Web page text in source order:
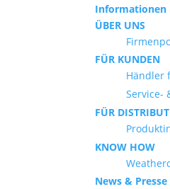
Informationen
ÜBER UNS
FÜR KUNDEN
Händler
Service-
FÜR
KNOW HOW
News & Presse